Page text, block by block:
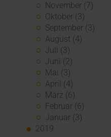
November (7)
Oktober (3)
September (3)
August (4)
Juli (3)
Juni (2)
Mai (3)
April (4)
März (6)
Februar (6)
Januar (3)
2019